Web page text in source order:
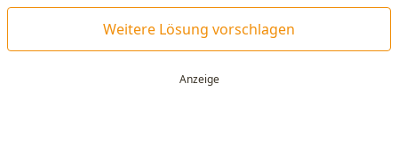
Weitere Lösung vorschlagen